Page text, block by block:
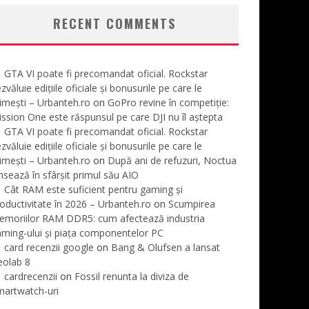
RECENT COMMENTS
GTA VI poate fi precomandat oficial. Rockstar
edițiile oficiale și bonusurile pe care le
– Urbanteh.ro on GoPro revine în competiție:
One este răspunsul pe care DJI nu îl aștepta
GTA VI poate fi precomandat oficial. Rockstar
edițiile oficiale și bonusurile pe care le
– Urbanteh.ro on După ani de refuzuri, Noctua
în sfârșit primul său AIO
Cât RAM este suficient pentru gaming și
în 2026 – Urbanteh.ro on Scumpirea
RAM DDR5: cum afectează industria
ului și piața componentelor PC
card recenzii google on Bang & Olufsen a lansat
8
cardrecenzii on Fossil renunta la diviza de
uri